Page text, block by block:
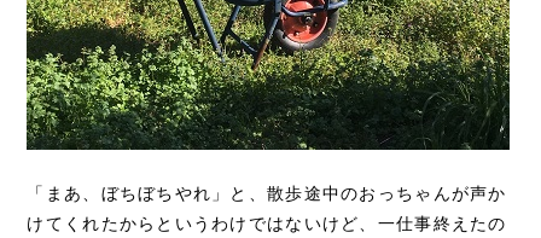
「まあ、ぼちぼちやれ」と、散歩途中のおっちゃんが声か
けてくれたからというわけではないけど、一仕事終えたの